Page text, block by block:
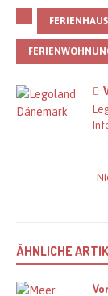
FERIENHAUS
ÄHNLICHE